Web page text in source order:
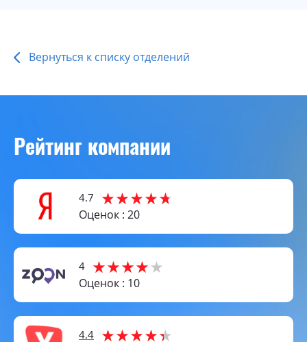
Вернуться к списку отделений
Рейтинг компании
4.7
Оценок : 20
4
Оценок : 10
4.4